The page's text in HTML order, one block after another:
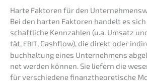
Harte Fakto­ren für den
Bei den harten Fakto­ren handelt es
schaft­li­che Kennzah­len (u.a. Umsatz
tät, EBIT, Cashflow), die direkt oder
buch­hal­tung eines Unter­neh­mens
net werden können. Sie liefern die
für verschie­de­ne finanz­theo­re­ti­sche